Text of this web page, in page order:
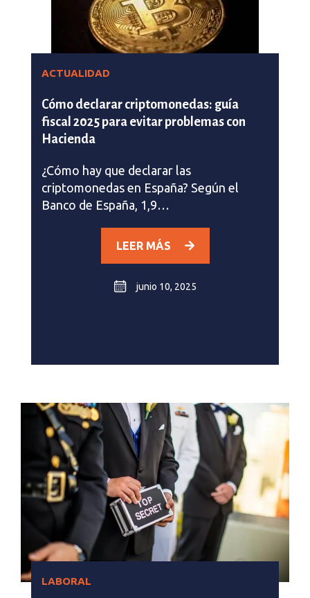
ACTUALIDAD
Cómo declarar criptomonedas: guía
fiscal 2025 para evitar problemas con
Hacienda
¿Cómo hay que declarar las
criptomonedas en España? Según el
Banco de España, 1,9…
LEER MÁS
junio 10, 2025
LABORAL